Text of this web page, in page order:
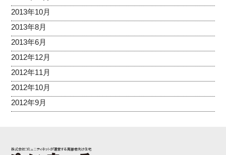
2013年10月
2013年8月
2013年6月
2012年12月
2012年11月
2012年10月
2012年9月